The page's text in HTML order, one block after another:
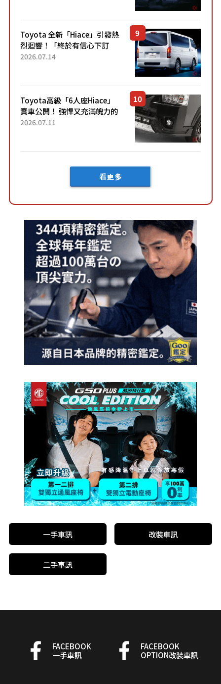
「三...
Toyota 全新「Hiace」引發熱
烈迴響！「終於有信心下訂
了！」「哪個等級交車最
車？...
2026.07.14
Toyota高級「6人座Hiace」
實車公開！ 強悍又充滿魄力的
「全黑設計」搭配特別「豪華
2026.07.11
看更多
一手車訊 改裝車訊
二手車訊
FACEBOOK
一手車訊
FACEBOOK
OPTION改裝車訊